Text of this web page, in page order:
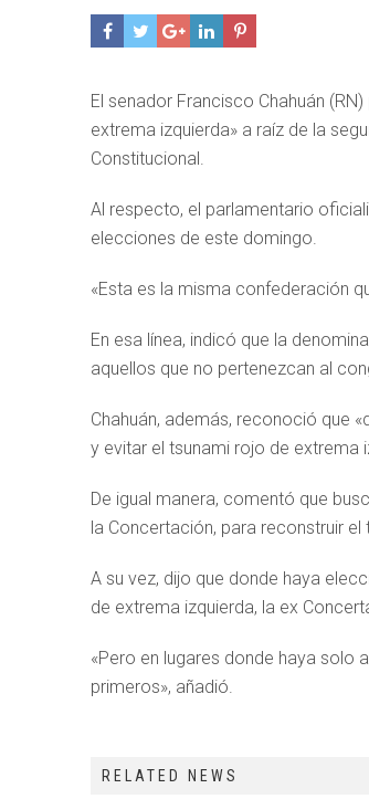
El senador Francisco Chahuán
extrema izquierda» a raíz de la
Constitucional.
Al respecto, el parlamentario
elecciones de este domingo.
«Esta es la misma confederación
En esa línea, indicó que la
aquellos que no pertenezcan al
Chahuán, además, reconoció que
y evitar el tsunami rojo de extrema
De igual manera, comentó que
la Concertación, para reconstruir
A su vez, dijo que donde haya
de extrema izquierda, la ex
«Pero en lugares donde haya solo
primeros», añadió.
RELATED NEWS